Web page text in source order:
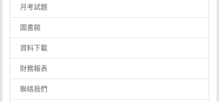
月考試題
圖書館
資料下載
財務報表
聯絡我們